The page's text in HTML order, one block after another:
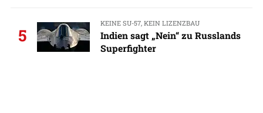
5
KEINE SU-57, KEIN LIZENZBAU
Indien sagt „Nein“ zu Russlands
Superfighter